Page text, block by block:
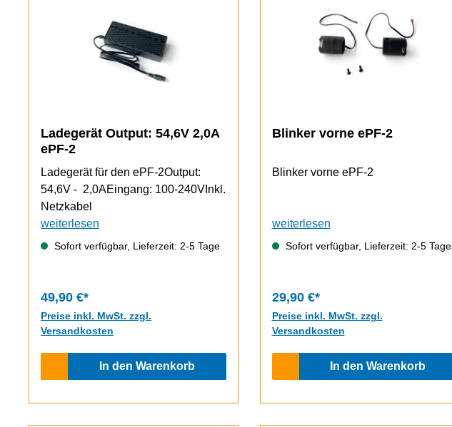
Ladegerät Output: 54,6V 2,0A
ePF-2
Ladegerät für den ePF-2Output:
54,6V - 2,0AEingang: 100-240VInkl.
Netzkabel
weiterlesen
Sofort verfügbar, Lieferzeit: 2-5 Tage
49,90 €*
Preise inkl. MwSt. zzgl.
Versandkosten
In den Warenkorb
Blinker vorne ePF-2
Blinker vorne ePF-2
weiterlesen
Sofort verfügbar, Lieferzeit: 2-5 Tage
29,90 €*
Preise inkl. MwSt. zzgl.
Versandkosten
In den Warenkorb